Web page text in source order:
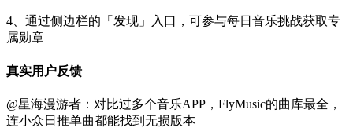
4、通过侧边栏的「发现」入口，可参与每日音乐挑战获取专
属勋章
真实用户反馈
@星海漫游者：对比过多个音乐APP，FlyMusic的曲库最全，
连小众日推单曲都能找到无损版本